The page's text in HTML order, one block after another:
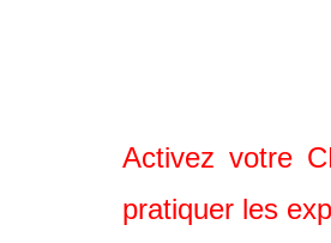
Activez votre
pratiquer les